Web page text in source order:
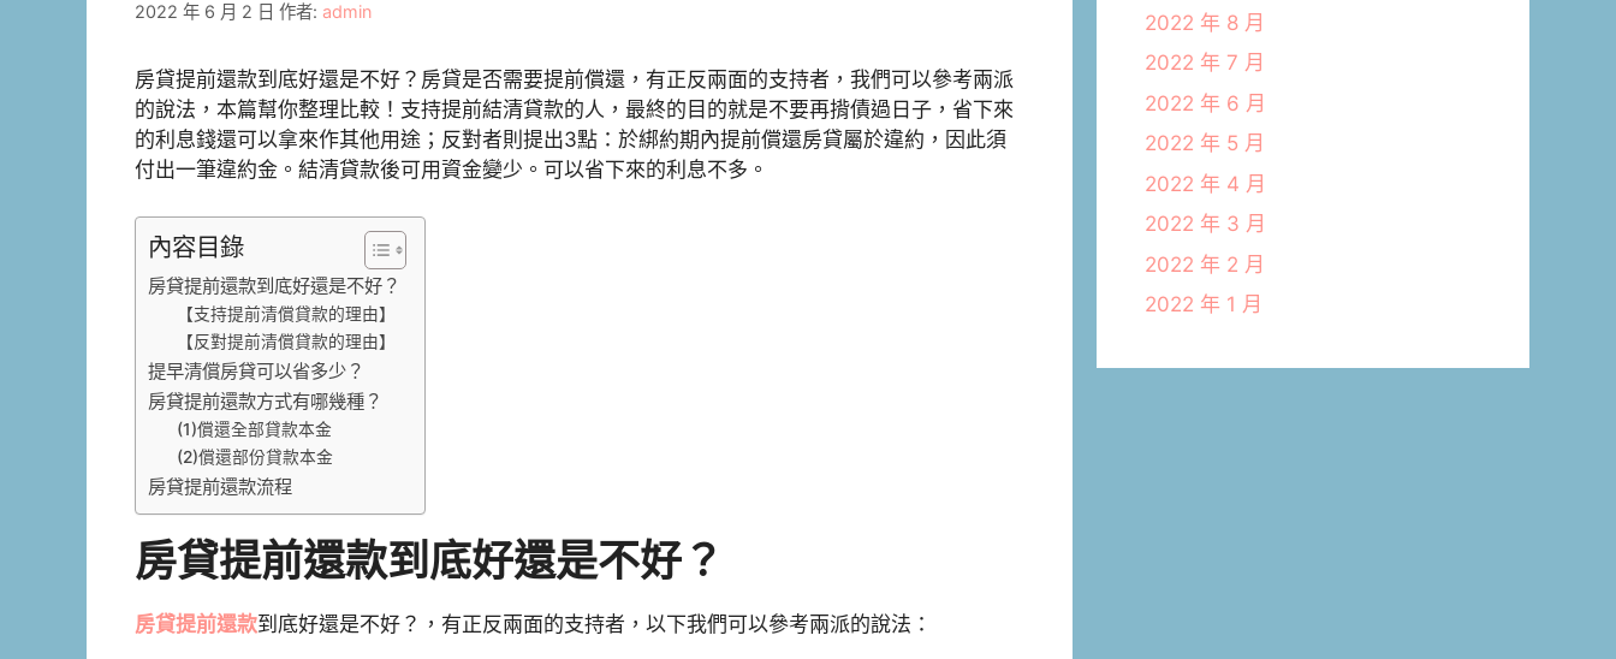
2022 年 6 月 2 日 作者: admin
房貸提前還款到底好還是不好？房貸是否需要提前償還，有正反兩面的支持者，我們可以參考兩派
的說法，本篇幫你整理比較！支持提前結清貸款的人，最終的目的就是不要再揹債過日子，省下來
的利息錢還可以拿來作其他用途；反對者則提出3點：於綁約期內提前償還房貸屬於違約，因此須
付出一筆違約金。結清貸款後可用資金變少。可以省下來的利息不多。
內容目錄
房貸提前還款到底好還是不好？
【支持提前清償貸款的理由】
【反對提前清償貸款的理由】
提早清償房貸可以省多少？
房貸提前還款方式有哪幾種？
(1)償還全部貸款本金
(2)償還部份貸款本金
房貸提前還款流程
房貸提前還款到底好還是不好？
房貸提前還款到底好還是不好？，有正反兩面的支持者，以下我們可以參考兩派的說法：
2022 年 8 月
2022 年 7 月
2022 年 6 月
2022 年 5 月
2022 年 4 月
2022 年 3 月
2022 年 2 月
2022 年 1 月